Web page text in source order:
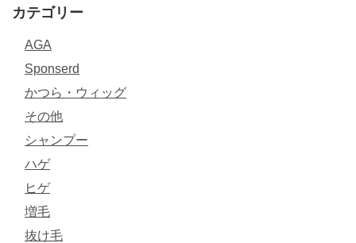
カテゴリー
AGA
Sponserd
かつら・ウィッグ
その他
シャンプー
ハゲ
ヒゲ
増毛
抜け毛